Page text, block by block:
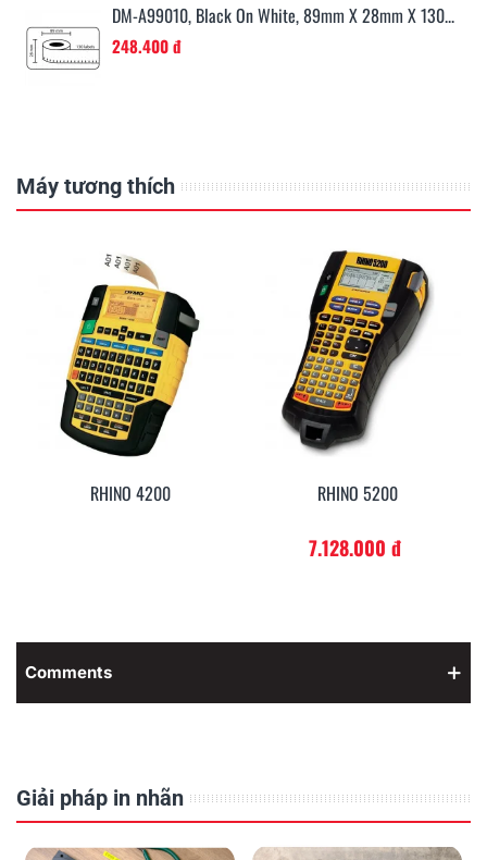
DM-A99010, Black On White, 89mm X 28mm X 130...
248.400 đ
Máy tương thích
RHINO 5200 RHINO 6000
Comments
Giải pháp in nhãn